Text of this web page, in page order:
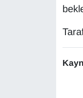
Kim Kimdir?
Kültür &